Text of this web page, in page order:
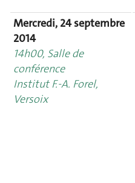
Mercredi, 24 septembre
2014
14h00, Salle de
conférence
Institut F.-A. Forel,
Versoix